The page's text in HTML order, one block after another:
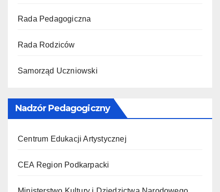
Rada Pedagogiczna
Rada Rodziców
Samorząd Uczniowski
Nadzór Pedagogiczny
Centrum Edukacji Artystycznej
CEA Region Podkarpacki